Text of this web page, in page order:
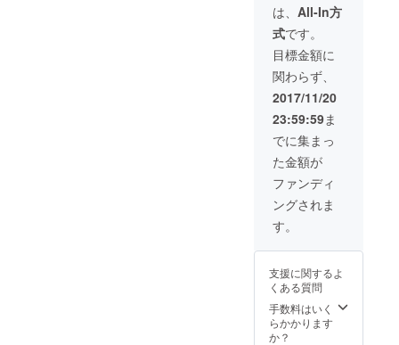
は少し
台詞つ
きの、
エキス
トラプ
ラスア
ルファ
の役プ
レゼン
ト 奇跡
のクリ
スマス
劇場無
料ご招
待 舞台
協力者
て登壇
関係者
打ち上
げに参
加
レアも
のCDア
ルバム8
曲入り
ハン
ターハ
ンター
のキル
ア役の
声優、
ゲスト
の三橋
加奈子
さんの
写真付
撮影の
撮影現
場見学
１日体
験 プラ
ス、少
は、 All-In方
式です。
目標金額に
関わらず、
2017/11/20
23:59:59ま
でに集まっ
た金額が
ファンディ
ングされま
す。
支援に関するよ
くある質問
手数料はいく
らかかります
か？